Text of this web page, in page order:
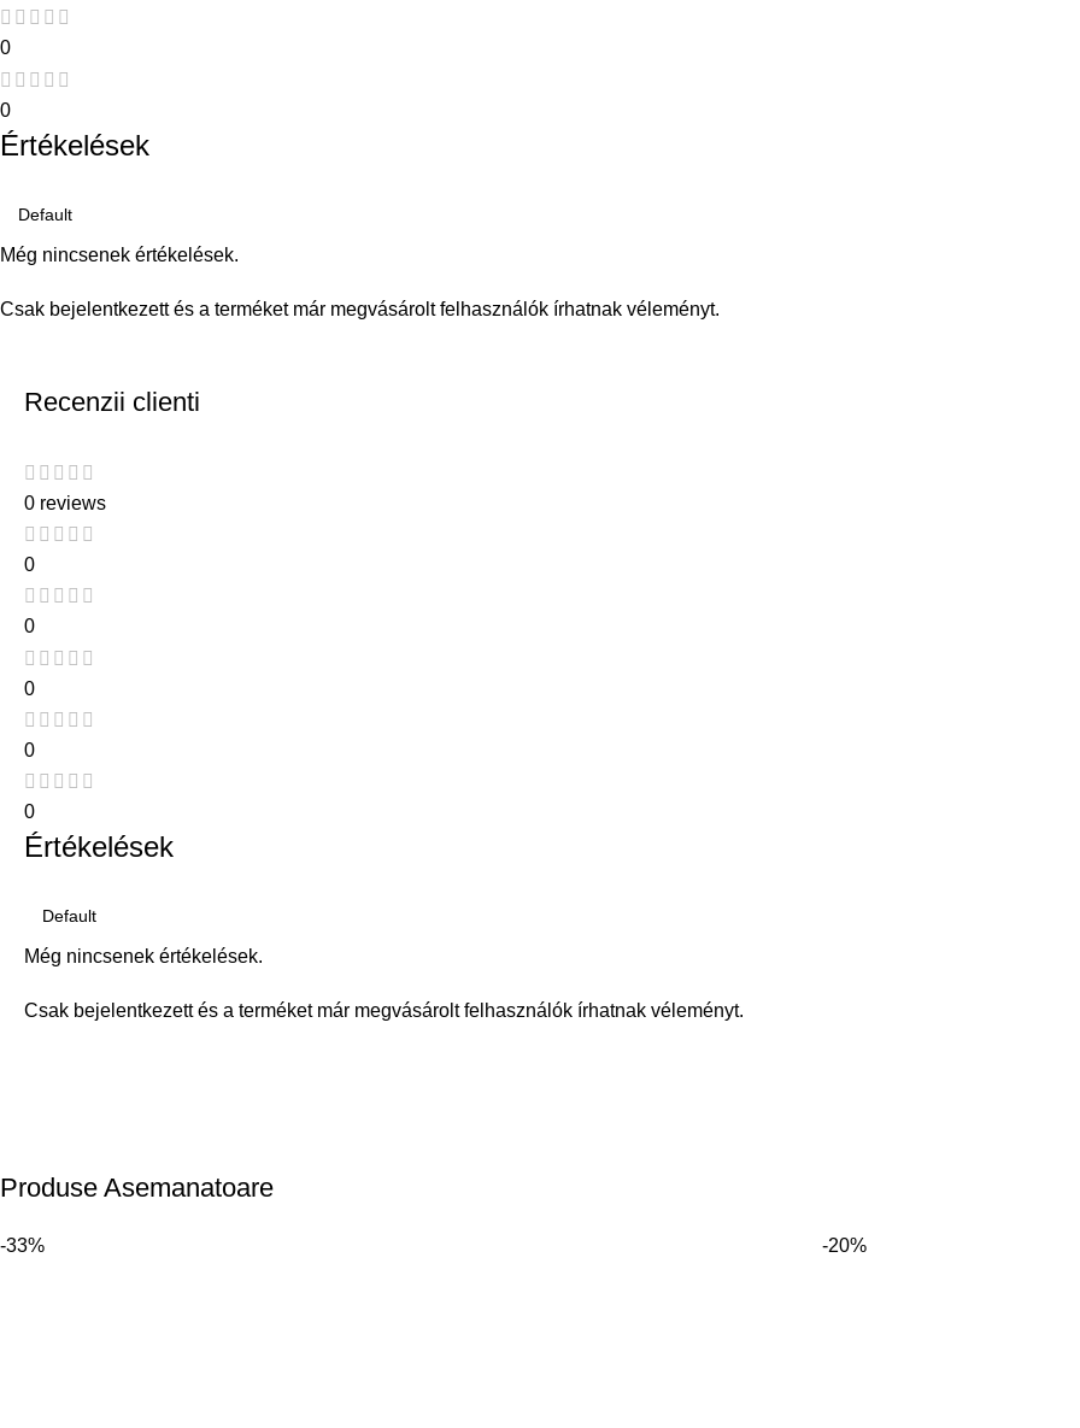
0
0
Értékelések
Még nincsenek értékelések.
Csak bejelentkezett és a terméket már megvásárolt felhasználók írhatnak véleményt.
Recenzii clienti
0 reviews
0
0
0
0
0
Értékelések
Még nincsenek értékelések.
Csak bejelentkezett és a terméket már megvásárolt felhasználók írhatnak véleményt.
Produse Asemanatoare
-33% -20%